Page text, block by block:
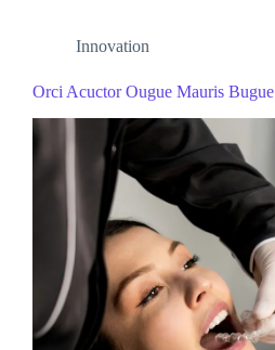
Innovation
Orci Acuctor Ougue Mauris Bugue